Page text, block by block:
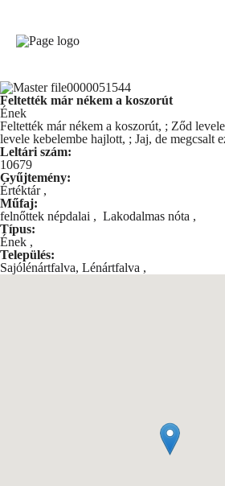
Feltették már nékem a koszorút
Ének
Feltették már nékem a koszorút, ; Ződ
levele kebelembe hajlott, ; Jaj, de megcsalt
Leltári szám:
10679
Gyűjtemény:
Értéktár ,
Műfaj:
felnőttek népdalai , Lakodalmas nóta ,
Típus:
Ének ,
Település:
Sajólénártfalva, Lénártfalva ,